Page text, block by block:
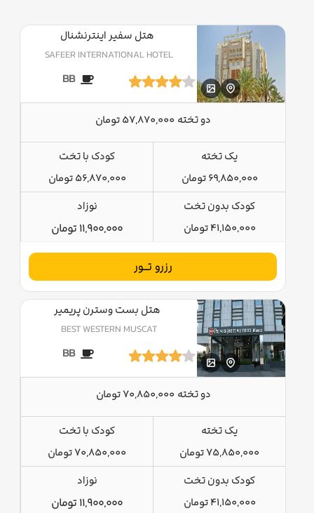
هتل سفیر اینترنشنال
SAFEER INTERNATIONAL HOTEL
BB
دو تخته 57,870,000 تومان
یک تخته
69,850,000 تومان
کودک با تخت
56,870,000 تومان
کودک بدون تخت
41,150,000 تومان
نوزاد
11,900,000 تومان
رزرو تــور
هتل بست وسترن پریمیر
BEST WESTERN MUSCAT
BB
دو تخته 70,850,000 تومان
یک تخته
75,850,000 تومان
کودک با تخت
70,850,000 تومان
کودک بدون تخت
41,150,000 تومان
نوزاد
11,900,000 تومان